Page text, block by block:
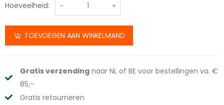
Hoeveelheid:
TOEVOEGEN AAN WINKELMAND
Gratis verzending naar NL of BE voor bestellingen va. €
85,-
Gratis retourneren